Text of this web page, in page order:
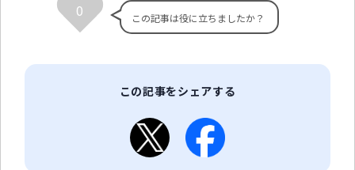
0
この記事をシェアする